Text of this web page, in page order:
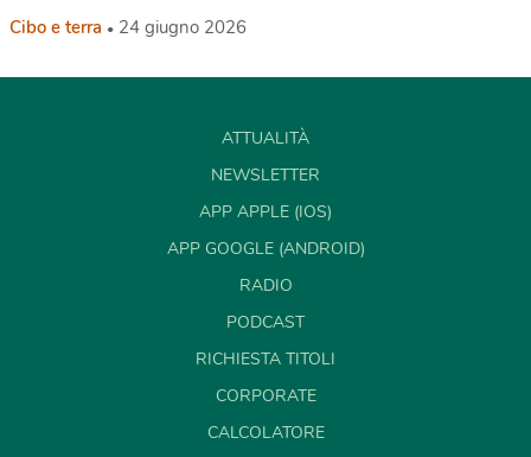
Cibo e terra 24 giugno 2026
ATTUALITÀ
NEWSLETTER
APP APPLE (IOS)
APP GOOGLE (ANDROID)
RADIO
PODCAST
RICHIESTA TITOLI
CORPORATE
CALCOLATORE